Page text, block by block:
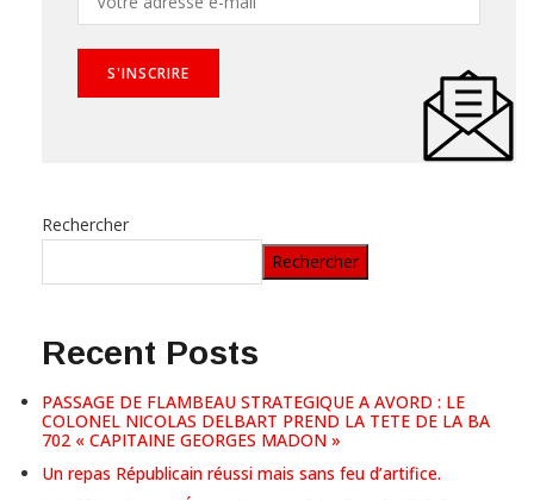
Rechercher
Rechercher
Recent Posts
PASSAGE DE FLAMBEAU STRATEGIQUE A AVORD : LE
COLONEL NICOLAS DELBART PREND LA TETE DE LA BA
702 « CAPITAINE GEORGES MADON »
Un repas Républicain réussi mais sans feu d’artifice.